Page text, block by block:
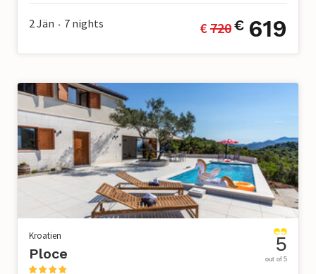
2 Jän • 7 nights € 720€ 619
Kroatien
Ploce 5
out of 5